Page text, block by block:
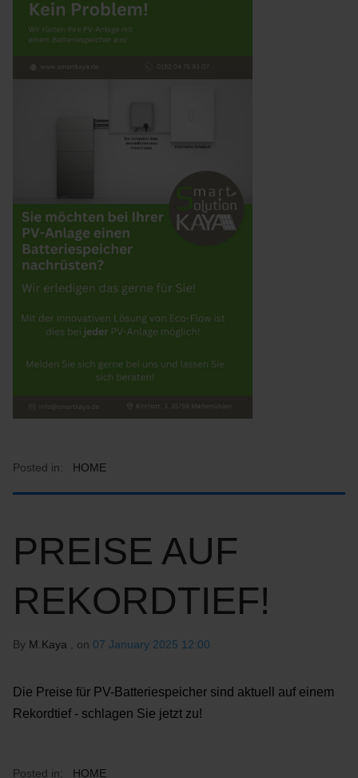
Posted in: HOME
PREISE AUF
REKORDTIEF!
By M.Kaya , on 07 January 2025 12:00
Die Preise für PV-Batteriespeicher sind aktuell auf einem
Rekordtief - schlagen Sie jetzt zu!
Posted in: HOME